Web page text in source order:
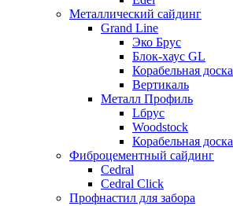
Металлический сайдинг
Grand Line
Эко Брус
Блок-хаус GL
Корабельная доска
Вертикаль
Металл Профиль
Lбрус
Woodstock
Корабельная доска
Фиброцементный сайдинг
Cedral
Cedral Click
Профнастил для забора